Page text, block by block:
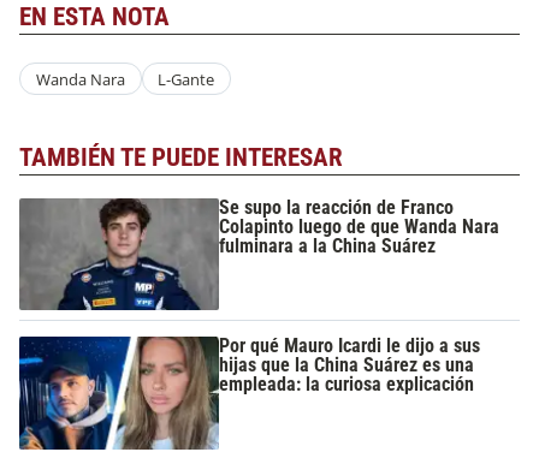
EN ESTA NOTA
Wanda Nara L-Gante
TAMBIÉN TE PUEDE INTERESAR
Se supo la reacción de Franco
Colapinto luego de que Wanda Nara
fulminara a la China Suárez
Por qué Mauro Icardi le dijo a sus
hijas que la China Suárez es una
empleada: la curiosa explicación